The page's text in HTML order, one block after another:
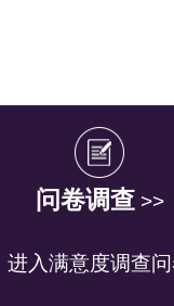
问卷调查 >>
进入满意度调查